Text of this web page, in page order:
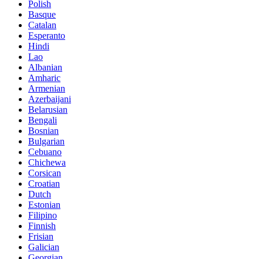
Polish
Basque
Catalan
Esperanto
Hindi
Lao
Albanian
Amharic
Armenian
Azerbaijani
Belarusian
Bengali
Bosnian
Bulgarian
Cebuano
Chichewa
Corsican
Croatian
Dutch
Estonian
Filipino
Finnish
Frisian
Galician